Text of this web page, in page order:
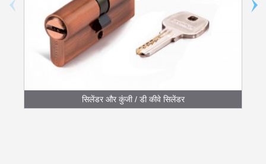
सिलेंडर और कुंजी / डी कीवे सिलेंडर